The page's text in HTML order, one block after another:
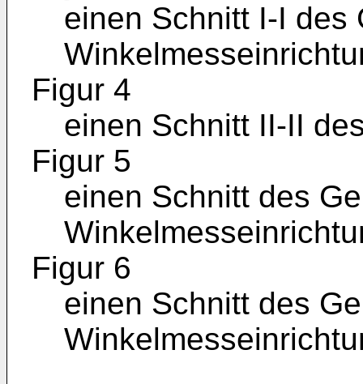
einen Schnitt I-I des
Figur 4
einen Schnitt II-II
Figur 5
einen Schnitt des
Figur 6
einen Schnitt des